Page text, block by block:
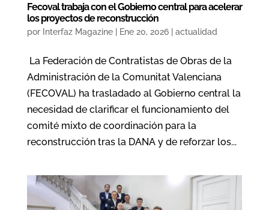
Fecoval trabaja con el Gobierno central para acelerar
los proyectos de reconstrucción
por Interfaz Magazine| Ene 20, 2026| actualidad
La Federación de Contratistas de Obras de la
Administración de la Comunitat Valenciana
(FECOVAL) ha trasladado al Gobierno central la
necesidad de clarificar el funcionamiento del
comité mixto de coordinación para la
reconstrucción tras la DANA y de reforzar los...